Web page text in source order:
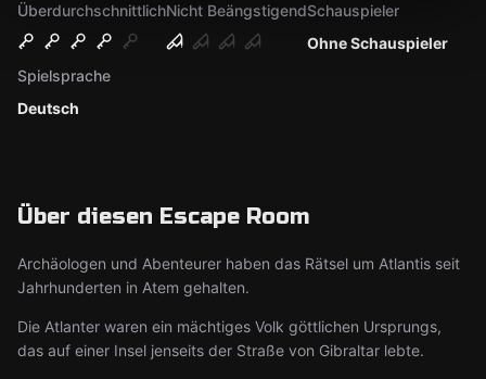
ÜberdurchschnittlichNicht Beängstigend
Ohne Schauspieler
Schauspieler
Deutsch
Spielsprache
Über diesen Escape Room
Archäologen und Abenteurer haben das Rätsel um Atlantis seit
Jahrhunderten in Atem gehalten.
Die Atlanter waren ein mächtiges Volk göttlichen Ursprungs,
das auf einer Insel jenseits der Straße von Gibraltar lebte.